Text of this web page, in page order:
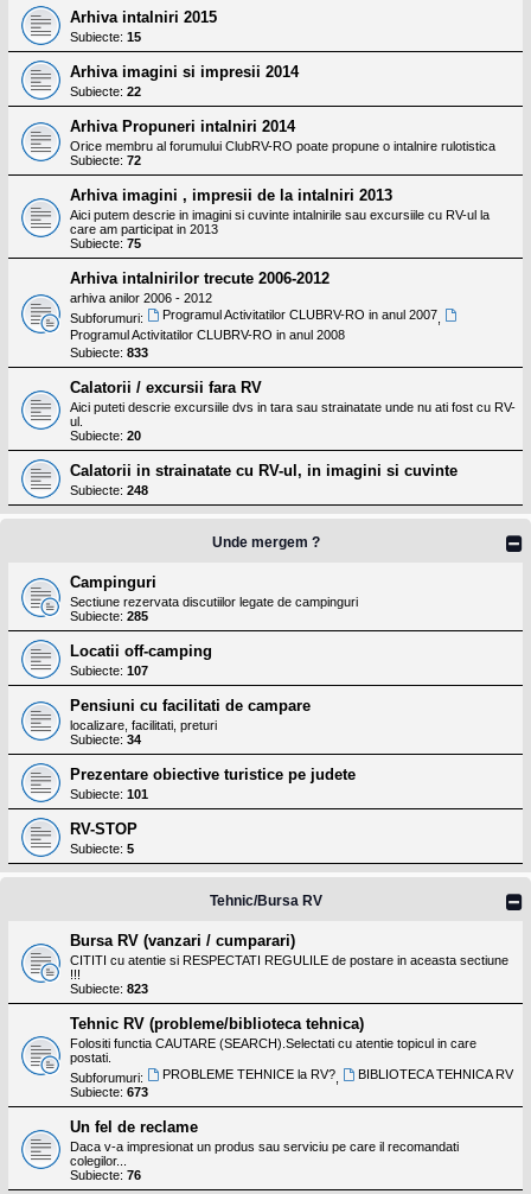
Arhiva intalniri 2015
Subiecte: 15
Arhiva imagini si impresii 2014
Subiecte: 22
Arhiva Propuneri intalniri 2014
Orice membru al forumului ClubRV-RO poate propune o intalnire rulotistica
Subiecte: 72
Arhiva imagini , impresii de la intalniri 2013
Aici putem descrie in imagini si cuvinte intalnirile sau excursiile cu RV-ul la
care am participat in 2013
Subiecte: 75
Arhiva intalnirilor trecute 2006-2012
arhiva anilor 2006 - 2012
Subforumuri:
Programul Activitatilor CLUBRV-RO in anul 2007
Programul Activitatilor CLUBRV-RO in anul 2008
Subiecte: 833
Calatorii / excursii fara RV
Aici puteti descrie excursiile dvs in tara sau strainatate unde nu ati fost cu RV-
ul.
Subiecte: 20
Calatorii in strainatate cu RV-ul, in imagini si cuvinte
Subiecte: 248
Unde mergem ?
Campinguri
Sectiune rezervata discutiilor legate de campinguri
Subiecte: 285
Locatii off-camping
Subiecte: 107
Pensiuni cu facilitati de campare
localizare, facilitati, preturi
Subiecte: 34
Prezentare obiective turistice pe judete
Subiecte: 101
RV-STOP
Subiecte: 5
Tehnic/Bursa RV
Bursa RV (vanzari / cumparari)
CITITI cu atentie si RESPECTATI REGULILE de postare in aceasta sectiune
!!!
Subiecte: 823
Tehnic RV (probleme/biblioteca tehnica)
Folositi functia CAUTARE (SEARCH).Selectati cu atentie topicul in care
postati.
Subforumuri:
PROBLEME TEHNICE la RV?,
BIBLIOTECA TEHNICA RV
Subiecte: 673
Un fel de reclame
Daca v-a impresionat un produs sau serviciu pe care il recomandati
colegilor...
Subiecte: 76